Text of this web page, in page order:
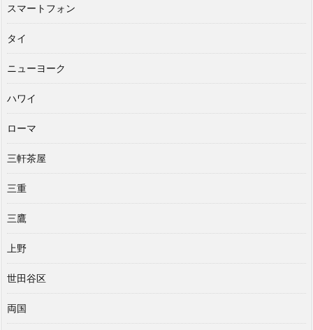
スマートフォン
タイ
ニューヨーク
ハワイ
ローマ
三軒茶屋
三重
三鷹
上野
世田谷区
両国